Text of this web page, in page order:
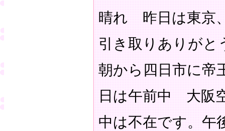
晴れ 昨日は東京
引き取りありがと
朝から四日市に帝
日は午前中 大阪
中は不在です。午